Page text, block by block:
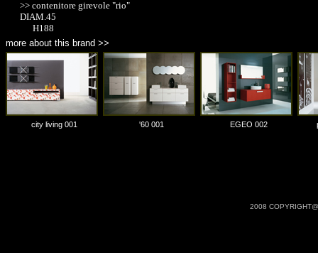
>> contenitore girevole "rio"
DIAM.45
H188
more about this brand >>
city living 001 '60 001 EGEO 002
2008